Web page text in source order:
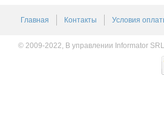
Главная Контакты Условия
© 2009-2022, В управлении Informator SRL